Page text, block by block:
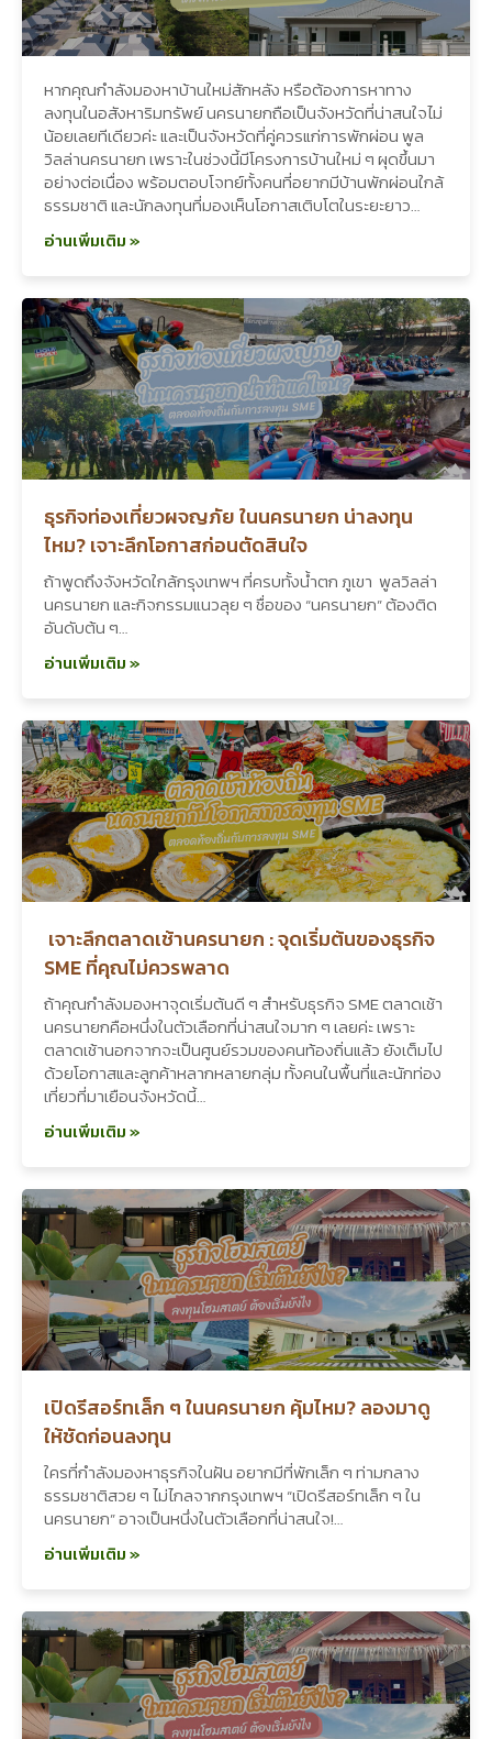
หากคุณกำลังมองหาบ้านใหม่สักหลัง หรือต้องการหาทาง
ลงทุนในอสังหาริมทรัพย์ นครนายกถือเป็นจังหวัดที่น่าสนใจไม่
น้อยเลยทีเดียวค่ะ และเป็นจังหวัดที่คู่ควรแก่การพักผ่อน พูล
วิลล่านครนายก เพราะในช่วงนี้มีโครงการบ้านใหม่ ๆ ผุดขึ้นมา
อย่างต่อเนื่อง พร้อมตอบโจทย์ทั้งคนที่อยากมีบ้านพักผ่อนใกล้
ธรรมชาติ และนักลงทุนที่มองเห็นโอกาสเติบโตในระยะยาว…
อ่านเพิ่มเติม »
ธุรกิจท่องเที่ยวผจญภัย ในนครนายก น่าลงทุน
ไหม? เจาะลึกโอกาสก่อนตัดสินใจ
ถ้าพูดถึงจังหวัดใกล้กรุงเทพฯ ที่ครบทั้งน้ำตก ภูเขา พูลวิลล่า
นครนายก และกิจกรรมแนวลุย ๆ ชื่อของ “นครนายก” ต้องติด
อันดับต้น ๆ…
อ่านเพิ่มเติม »
เจาะลึกตลาดเช้านครนายก : จุดเริ่มต้นของธุรกิจ
SME ที่คุณไม่ควรพลาด
ถ้าคุณกำลังมองหาจุดเริ่มต้นดี ๆ สำหรับธุรกิจ SME ตลาดเช้า
นครนายกคือหนึ่งในตัวเลือกที่น่าสนใจมาก ๆ เลยค่ะ เพราะ
ตลาดเช้านอกจากจะเป็นศูนย์รวมของคนท้องถิ่นแล้ว ยังเต็มไป
ด้วยโอกาสและลูกค้าหลากหลายกลุ่ม ทั้งคนในพื้นที่และนักท่อง
เที่ยวที่มาเยือนจังหวัดนี้…
อ่านเพิ่มเติม »
เปิดรีสอร์ทเล็ก ๆ ในนครนายก คุ้มไหม? ลองมาดู
ให้ชัดก่อนลงทุน
ใครที่กำลังมองหาธุรกิจในฝัน อยากมีที่พักเล็ก ๆ ท่ามกลาง
ธรรมชาติสวย ๆ ไม่ไกลจากกรุงเทพฯ “เปิดรีสอร์ทเล็ก ๆ ใน
นครนายก” อาจเป็นหนึ่งในตัวเลือกที่น่าสนใจ!…
อ่านเพิ่มเติม »